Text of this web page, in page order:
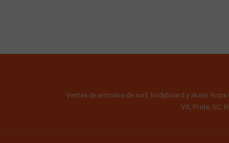
Ventas de articulos de surf, bodyboard y skate. Ropa
VS, Pride, 5C,